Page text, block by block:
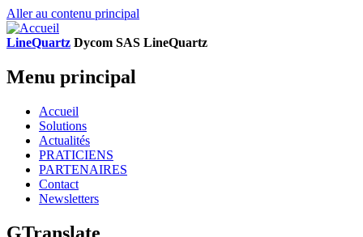
Aller au contenu principal
LineQuartz Dycom SAS LineQuartz
Menu principal
Accueil
Solutions
Actualités
PRATICIENS
PARTENAIRES
Contact
Newsletters
GTranslate